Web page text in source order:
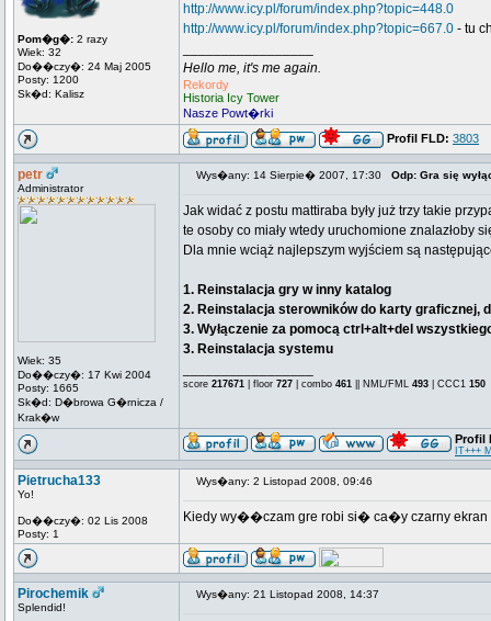
Pom�g�: 2 razy
Wiek: 32
Do��czy�: 24 Maj 2005
Posty: 1200
Sk�d: Kalisz
http://www.icy.pl/forum/index.php?topic=448.0
http://www.icy.pl/forum/index.php?topic=667.0 - tu
Hello me, it's me again.
Rekordy
Historia Icy Tower
Nasze Powt�rki
Profil FLD: 3803
petr
Administrator
Wiek: 35
Do��czy�: 17 Kwi 2004
Posty: 1665
Sk�d: D�browa G�rnicza /
Krak�w
Wys�any: 14 Sierpie� 2007, 17:30 Odp: Gra się
Jak widać z postu mattiraba były już trzy takie
te osoby co miały wtedy uruchomione znalazłoby
Dla mnie wciąż najlepszym wyjściem są
1. Reinstalacja gry w inny katalog
2. Reinstalacja sterowników do karty graficznej,
3. Wyłączenie za pomocą ctrl+alt+del
3. Reinstalacja systemu
score 217671 | floor 727 | combo 461 || NML/FML 493 | CCC1 150
Profil
IT+++
Pietrucha133
Yo!
Do��czy�: 02 Lis 2008
Posty: 1
Wys�any: 2 Listopad 2008, 09:46
Kiedy wy��czam gre robi si� ca�y czarny ekran
Pirochemik
Splendid!
Wys�any: 21 Listopad 2008, 14:37